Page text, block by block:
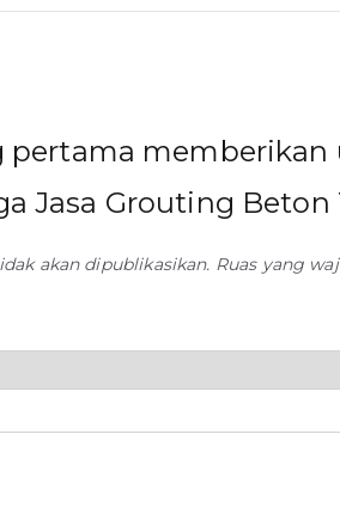
pertama memberikan
Jasa Grouting Beton
akan dipublikasikan. Ruas yang